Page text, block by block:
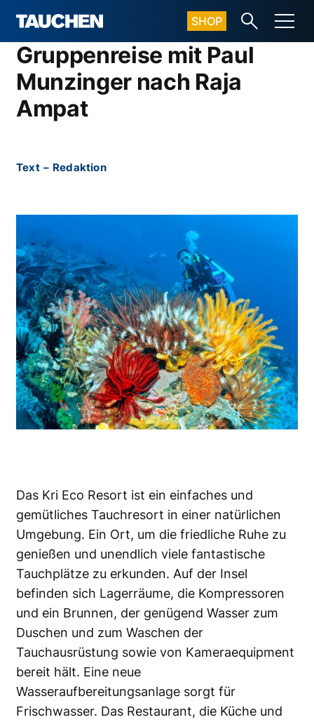
SHOP
Gruppenreise mit Paul
Munzinger nach Raja
Ampat
Text – Redaktion
Das Kri Eco Resort ist ein einfaches und
gemütliches Tauchresort in einer natürlichen
Umgebung. Ein Ort, um die friedliche Ruhe zu
genießen und unendlich viele fantastische
Tauchplätze zu erkunden. Auf der Insel
befinden sich Lagerräume, die Kompressoren
und ein Brunnen, der genügend Wasser zum
Duschen und zum Waschen der
Tauchausrüstung sowie von Kameraequipment
bereit hält. Eine neue
Wasseraufbereitungsanlage sorgt für
Frischwasser. Das Restaurant, die Küche und